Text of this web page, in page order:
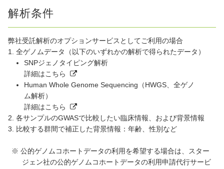
解析条件
弊社受託解析のオプションサービスとしてご利用の場合
全ゲノムデータ（以下のいずれかの解析で得られたデータ）
SNPジェノタイピング解析
詳細はこちら
Human Whole Genome Sequencing（HWGS、全ゲノ
ム解析）
詳細はこちら
各サンプルのGWASで比較したい臨床情報、および背景情報
比較する群間で補正した背景情報：年齢、性別など
※ 公的ゲノムコホートデータの利用を希望する場合は、スター
ジェン社の公的ゲノムコホートデータの利用申請代行サービ